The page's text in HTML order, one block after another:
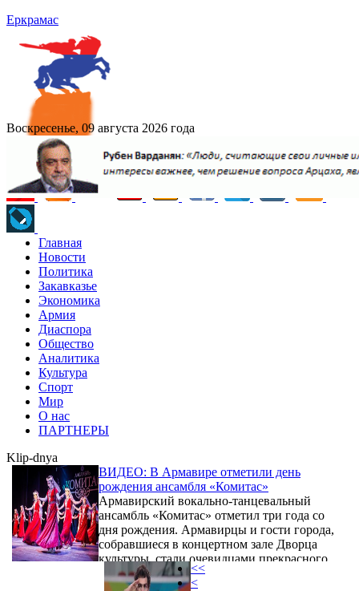
Еркрамас
Воскресенье, 09 августа 2026 года
Главная
Новости
Политика
Закавказье
Экономика
Армия
Диаспора
Общество
Аналитика
Культура
Спорт
Мир
О нас
ПАРТНЕРЫ
Klip-dnya
ВИДЕО: В Армавире отметили день
рождения ансамбля «Комитас»
Армавирский вокально-танцевальный
ансамбль «Комитас» отметил три года со
дня рождения. Армавирцы и гости города,
собравшиеся в концертном зале Дворца
культуры, стали очевидцами прекрасного
отчетного концерта творческого коллектива
и его руководителей.
<<
<